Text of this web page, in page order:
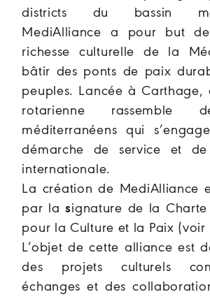
districts du bassin
MediAlliance a pour but
richesse culturelle de la
bâtir des ponts de paix
peuples. Lancée à Carthage,
rotarienne rassemble
méditerranéens qui
démarche de service et de
internationale.
La création de MediAlliance
par lasignature de la
pour la Culture et la Paix (voir
L’objet de cette alliance est
des projets culturels
échanges et des